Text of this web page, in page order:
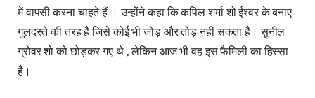
में वापसी करना चाहते हैं । उन्होंने कहा कि कपिल शर्मा शो ईश्वर के बनाए
गुलदस्ते की तरह है जिसे कोई भी जोड़ और तोड़ नहीं सकता है। सुनील
ग्रोवर शो को छोड़कर गए थे , लेकिन आज भी वह इस फैमिली का हिस्सा
है।